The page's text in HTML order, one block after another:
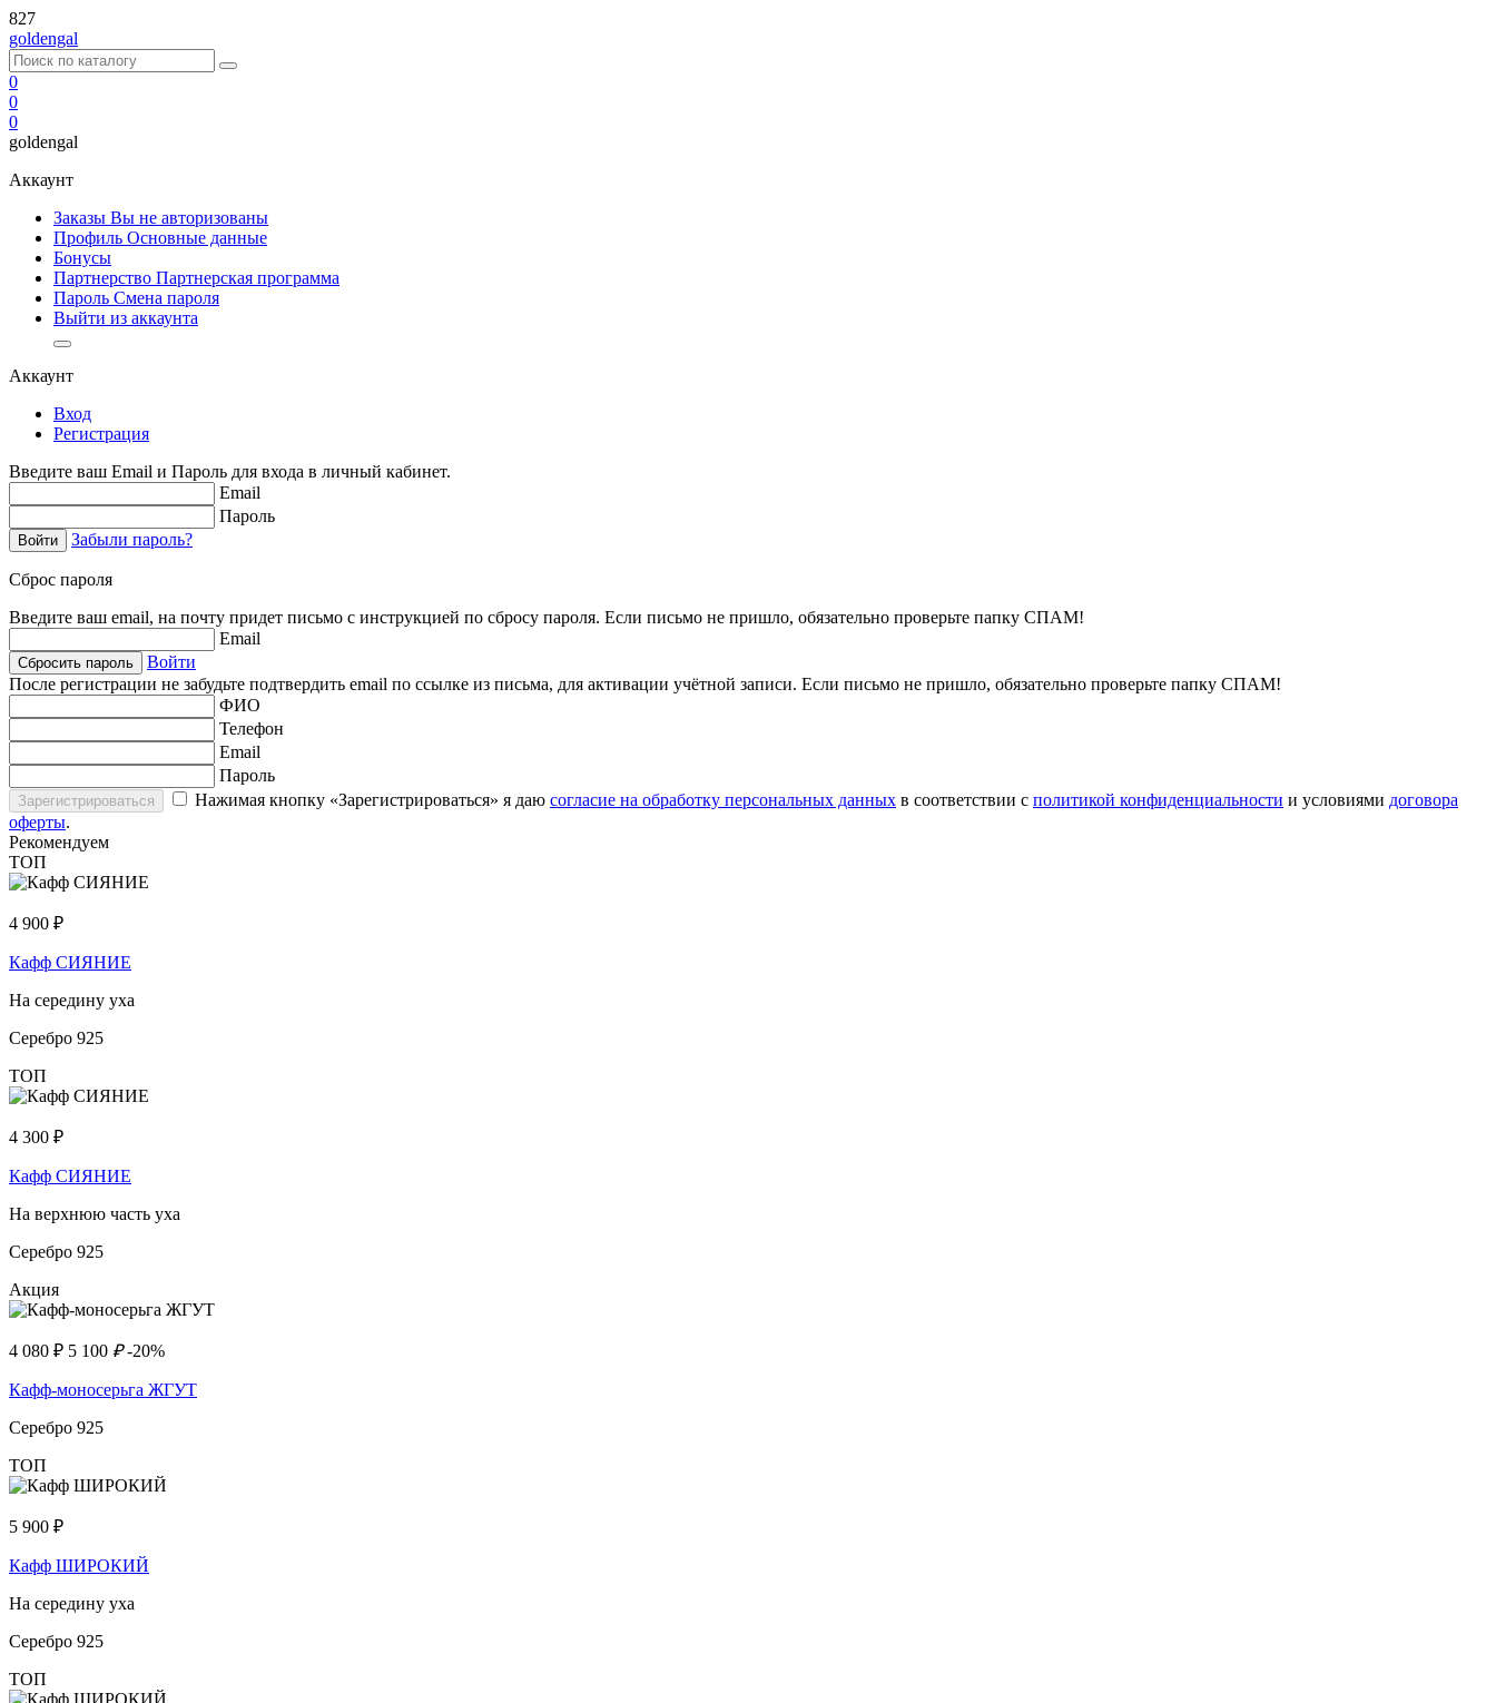
827
goldengal
0
0
0
goldengal
Аккаунт
Заказы Вы не авторизованы
Профиль Основные данные
Бонусы
Партнерство Партнерская программа
Пароль Смена пароля
Выйти из аккаунта
Аккаунт
Вход
Регистрация
Введите ваш Email и Пароль для входа в личный кабинет.
Email
Пароль
Войти Забыли пароль?
Сброс пароля
Введите ваш email, на почту придет письмо с инструкцией по сбросу пароля. Если письмо не пришло, обязательно проверьте папку СПАМ!
Email
Сбросить пароль
Войти
После регистрации не забудьте подтвердить email по ссылке из письма, для активации учётной записи. Если письмо не пришло, обязательно проверьте папку СПАМ!
ФИО
Телефон
Email
Пароль
Зарегистрироваться Нажимая кнопку «Зарегистрироваться» я даю согласие на обработку персональных данных в соответствии с политикой конфиденциальности и условиями договора
оферты.
Рекомендуем
ТОП
4 900 ₽
Кафф СИЯНИЕ
На середину уха
Серебро 925
ТОП
4 300 ₽
Кафф СИЯНИЕ
На верхнюю часть уха
Серебро 925
Акция
4 080 ₽ 5 100 ₽ -20%
Кафф-моносерьга ЖГУТ
Серебро 925
ТОП
5 900 ₽
Кафф ШИРОКИЙ
На середину уха
Серебро 925
ТОП